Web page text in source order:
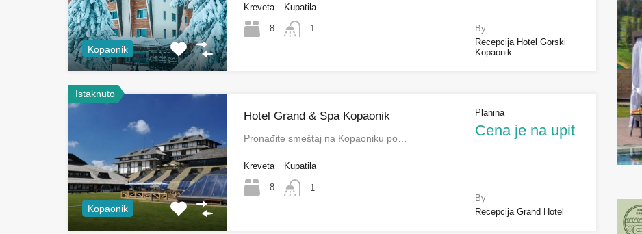
Kopaonik
Kreveta
8
Kupatila
1
By
Recepcija Hotel Gorski
Kopaonik
Istaknuto
Kopaonik
Hotel Grand & Spa Kopaonik
Pronađite smeštaj na Kopaoniku po…
Kreveta
8
Kupatila
1
Planina
Cena je na upit
By
Recepcija Grand Hotel